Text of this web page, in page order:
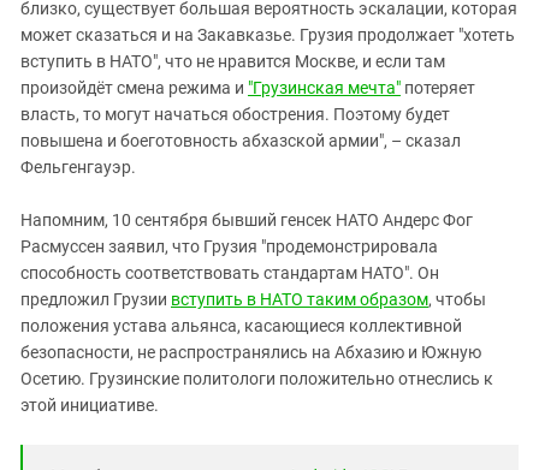
близко, существует большая вероятность эскалации, которая
может сказаться и на Закавказье. Грузия продолжает "хотеть
вступить в НАТО", что не нравится Москве, и если там
произойдёт смена режима и "Грузинская мечта" потеряет
власть, то могут начаться обострения. Поэтому будет
повышена и боеготовность абхазской армии", – сказал
Фельгенгауэр.
Напомним, 10 сентября бывший генсек НАТО Андерс Фог
Расмуссен заявил, что Грузия "продемонстрировала
способность соответствовать стандартам НАТО". Он
предложил Грузии вступить в НАТО таким образом, чтобы
положения устава альянса, касающиеся коллективной
безопасности, не распространялись на Абхазию и Южную
Осетию. Грузинские политологи положительно отнеслись к
этой инициативе.